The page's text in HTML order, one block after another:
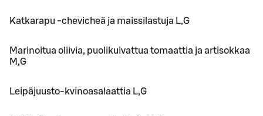
Katkarapu -chevicheä ja maissilastuja L,G
Marinoitua oliivia, puolikuivattua tomaattia ja artisokkaa
M,G
Leipäjuusto-kvinoasalaattia L,G